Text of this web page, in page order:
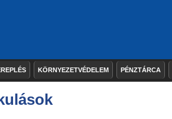
KÖRNYEZETVÉDELEM PÉNZTÁRCA